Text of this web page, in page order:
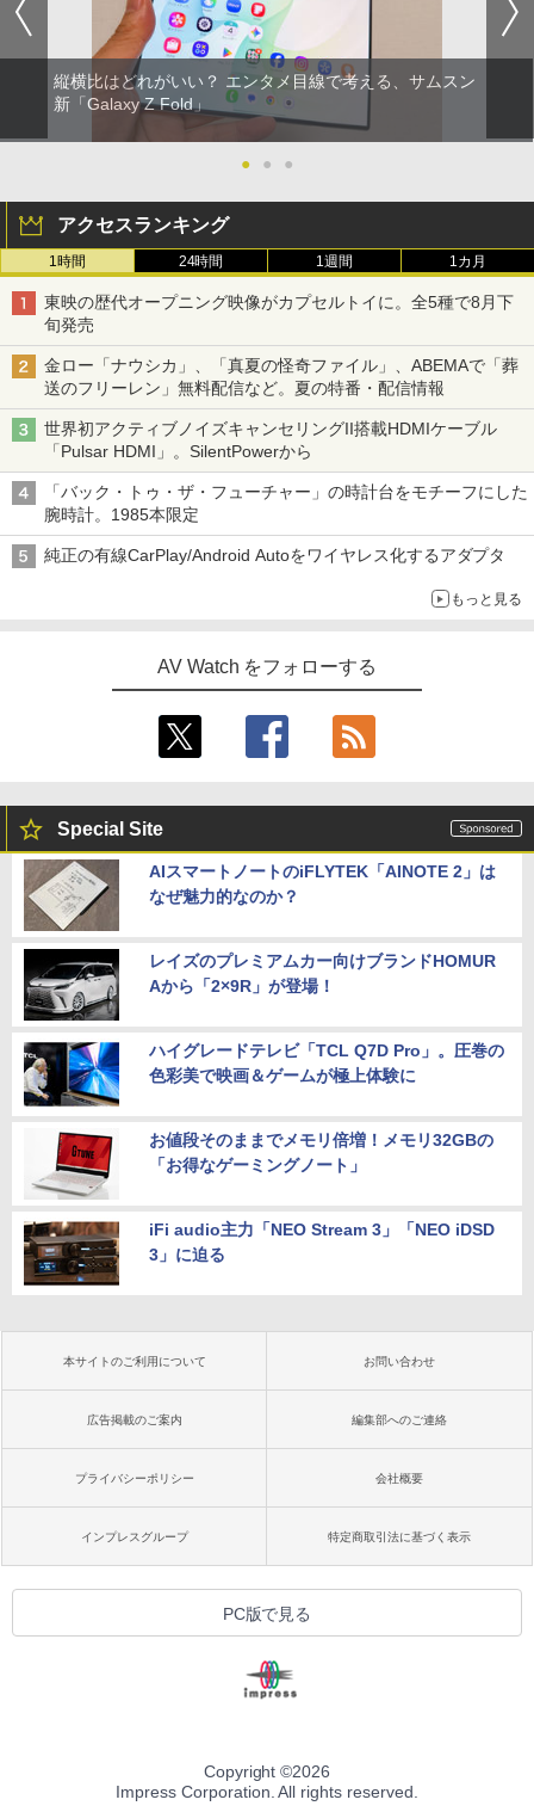
縦横比はどれがいい？ エンタメ目線で考える、サムスン
新「Galaxy Z Fold」
● ● ●
アクセスランキング
1時間 24時間 1週間 1カ月
東映の歴代オープニング映像がカプセルトイに。全5種で8月下
旬発売
金ロー「ナウシカ」、「真夏の怪奇ファイル」、ABEMAで「葬
送のフリーレン」無料配信など。夏の特番・配信情報
世界初アクティブノイズキャンセリングII搭載HDMIケーブル
「Pulsar HDMI」。SilentPowerから
「バック・トゥ・ザ・フューチャー」の時計台をモチーフにした
腕時計。1985本限定
純正の有線CarPlay/Android Autoをワイヤレス化するアダプタ
もっと見る
AV Watch をフォローする
Special Site
AIスマートノートのiFLYTEK「AINOTE 2」は
なぜ魅力的なのか？
レイズのプレミアムカー向けブランドHOMUR
Aから「2×9R」が登場！
ハイグレードテレビ「TCL Q7D Pro」。圧巻の
色彩美で映画＆ゲームが極上体験に
お値段そのままでメモリ倍増！メモリ32GBの
「お得なゲーミングノート」
iFi audio主力「NEO Stream 3」「NEO iDSD
3」に迫る
本サイトのご利用について お問い合わせ
広告掲載のご案内 編集部へのご連絡
プライバシーポリシー 会社概要
インプレスグループ 特定商取引法に基づく表示
PC版で見る
Copyright ©2026
Impress Corporation. All rights reserved.